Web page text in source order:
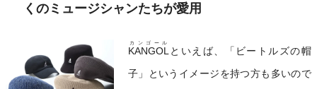
くのミュージシャンたちが愛用
KANGOL
カンゴール
といえば、「ビートルズの帽
子」というイメージを持つ方も多いので